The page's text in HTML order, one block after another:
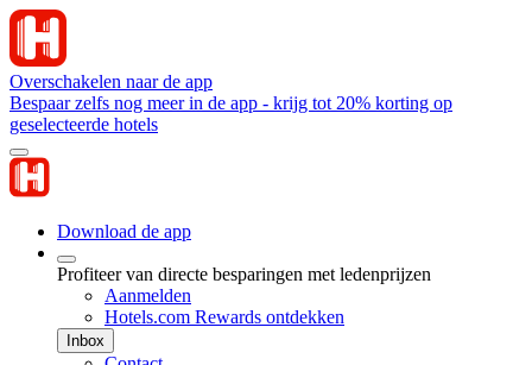
Overschakelen naar de app
Bespaar zelfs nog meer in de app - krijg tot 20% korting op
geselecteerde hotels
Download de app
Profiteer van directe besparingen met ledenprijzen
Aanmelden
Hotels.com Rewards ontdekken
Inbox